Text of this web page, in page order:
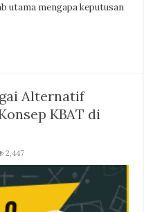
utama mengapa keputusan
Alternatif
KBAT di
2,447